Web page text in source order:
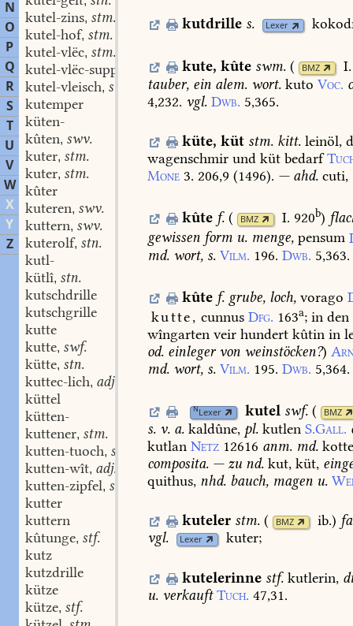
N
O
P
Q
R
S
T
U
V
W
X
Y
Z
kutel-zins, stm.
kutel-hof, stm.
kutel-vlëc, stm.
kutel-vlëc-suppe
swf.
kutel-vleisch, stn.
kutemper
küten-
kûten, swv.
kuter, stm.
kuter, stm.
kûter
kuteren, swv.
kuttern, swv.
kuterolf, stn.
kutl-
kütlî, stn.
kutschdrille
kutschgrille
kutte
kutte, swf.
kütte, stn.
kuttec-lich, adj.
küttel
kütten-
kuttener, stm.
kutten-tuoch, stn.
kutten-wît, adj.
kutten-zipfel, stm.
kutter
kuttern
kûtunge, stf.
kutz
kutzdrille
kütze
kütze, stf.
kutdrille s. Lexer
kute, kûte swm. ( BMZ
tauber, ein alem. wort. kuto Voc.
4,232. vgl. Dwb. 5,365.
küte, küt stm. kitt. leinöl,
wagenschmir und küt bedarf
Mone 3. 206,9 (1496). — ahd. cuti,
kûte f. ( BMZ I. 920b)
gewissen form u. menge, pensum
md. wort, s. Vilm. 196. Dwb. 5,363.
kûte f. grube,loch, vorago
kutte, cunnus Dfg. 163a; inden
wîngarten veir hundert kûtin in
od. einlegervon weinstöcken?)
md. wort, s. Vilm. 195. Dwb. 5,364.
NLexer kutel swf. ( BMZ
s. v. a. kaldûne, pl. kutlen S.Gall.
kutlan Netz 12616 anm. md.
composita. — zu nd. kut, küt,
quithus, nhd. bauch, magen u.
kuteler stm. ( BMZ ib.)
vgl.
Lexer kuter;
kutelerinne stf.kutlerin,
u. verkauft Tuch. 47,31.